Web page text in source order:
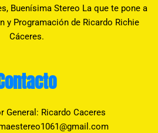
Buenísima Stereo La que te pone a
y Programación de Ricardo Richie
Cáceres.
General: Ricardo Caceres